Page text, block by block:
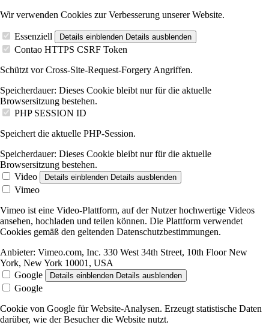
Wir verwenden Cookies zur Verbesserung unserer Website.
Essenziell Details einblenden Details ausblenden
Contao HTTPS CSRF Token
Schützt vor Cross-Site-Request-Forgery Angriffen.
Speicherdauer: Dieses Cookie bleibt nur für die aktuelle
Browsersitzung bestehen.
PHP SESSION ID
Speichert die aktuelle PHP-Session.
Speicherdauer: Dieses Cookie bleibt nur für die aktuelle
Browsersitzung bestehen.
Video
Details einblenden Details ausblenden
Vimeo
Vimeo ist eine Video-Plattform, auf der Nutzer hochwertige Videos
ansehen, hochladen und teilen können. Die Plattform verwendet
Cookies gemäß den geltenden Datenschutzbestimmungen.
Anbieter: Vimeo.com, Inc. 330 West 34th Street, 10th Floor New
York, New York 10001, USA
Google
Details einblenden Details ausblenden
Google
Cookie von Google für Website-Analysen. Erzeugt statistische Daten
darüber, wie der Besucher die Website nutzt.